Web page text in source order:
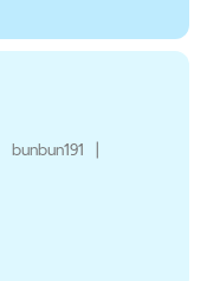
bunbun191 |